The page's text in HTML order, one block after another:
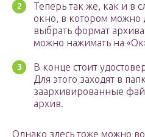
Теперь так же, как и в
окно, в котором можно
выбрать формат
можно нажимать на
В конце стоит
Для этого заходят в
заархивированные
архив.
Однако здесь тоже можно